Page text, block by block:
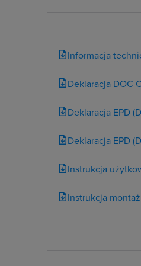
Informacja
Deklaracja DOC
Deklaracja EPD
Deklaracja EPD
Instrukcja
Instrukcja